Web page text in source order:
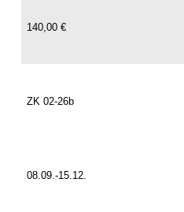
140,00 €
ZK 02-26b
08.09.-15.12.